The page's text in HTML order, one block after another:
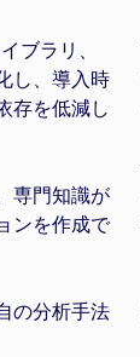
ブラリ、
し、導入時
存を低減し
専門知識が
ンを作成で
の分析手法